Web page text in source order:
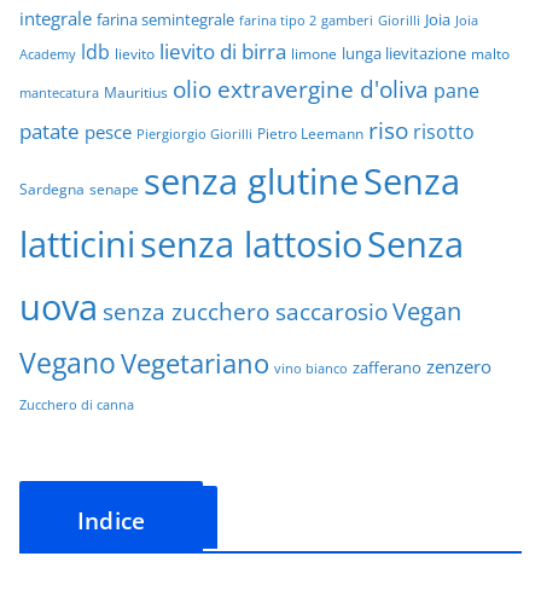
integrale farina semintegrale farina tipo 2 gamberi Giorilli Joia Joia
Academy ldb lievito lievito di birra limone lunga lievitazione malto
mantecatura Mauritius olio extravergine d'oliva pane
patate pesce Piergiorgio Giorilli Pietro Leemann riso risotto
Sardegna senape senza glutineSenza
latticinisenza lattosioSenza
uova senza zucchero saccarosioVegan
VeganoVegetariano vino bianco zafferano zenzero
Zucchero di canna
Indice